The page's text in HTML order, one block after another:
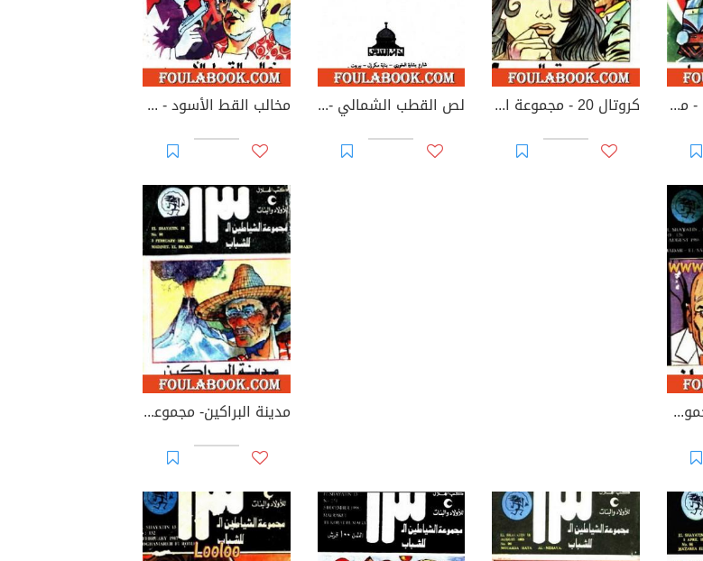
قطار منتصف الليل - مجموعة الشياطين ال 13 كروتال 20 - مجموعة الشياطين ال 13 لص القطب الشمالي - مجموعة الشياطين ال 13 مخالب القط الأسود - مجموعة الشياطين ال 13
مدار السرطان - مجموعة الشياطين ال 13 مدينة البراكين- مجموعة الشياطين ال 13